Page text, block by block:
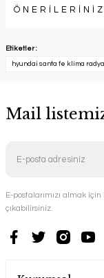
ÖNERİLERİNİZ
Etiketler :
hyundai santa fe klima
Mail
E-postalarımızı almak
çıkabilirsiniz.